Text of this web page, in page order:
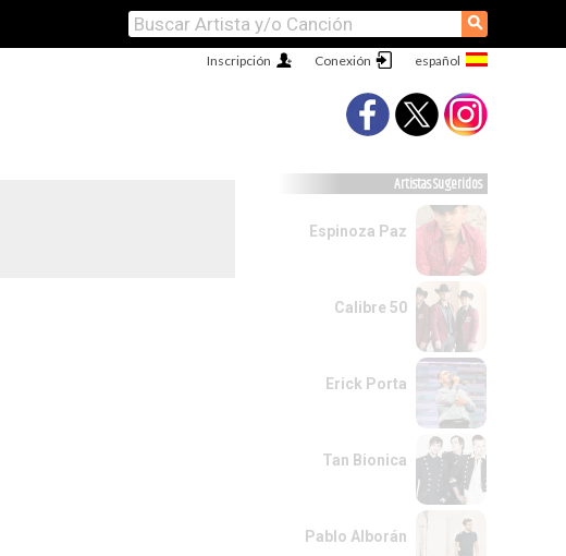
⚲
Conexión
Inscripción
Artistas Sugeridos
Espinoza Paz
Calibre 50
Erick Porta
Tan Bionica
Pablo Alborán